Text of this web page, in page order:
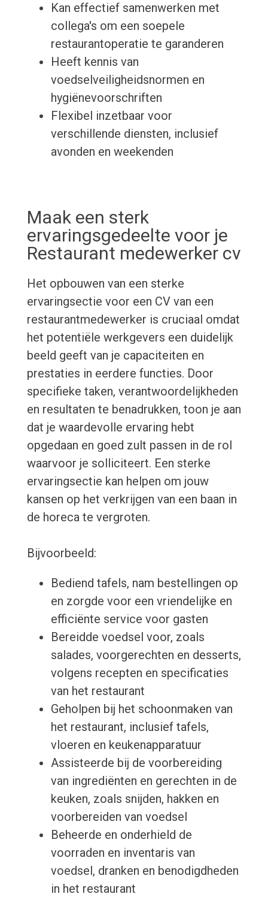
Kan effectief samenwerken met
collega's om een soepele
restaurantoperatie te garanderen
Heeft kennis van
voedselveiligheidsnormen en
hygiënevoorschriften
Flexibel inzetbaar voor
verschillende diensten, inclusief
avonden en weekenden
Maak een sterk
ervaringsgedeelte voor je
Restaurant medewerker cv
Het opbouwen van een sterke
ervaringsectie voor een CV van een
restaurantmedewerker is cruciaal omdat
het potentiële werkgevers een duidelijk
beeld geeft van je capaciteiten en
prestaties in eerdere functies. Door
specifieke taken, verantwoordelijkheden
en resultaten te benadrukken, toon je aan
dat je waardevolle ervaring hebt
opgedaan en goed zult passen in de rol
waarvoor je solliciteert. Een sterke
ervaringsectie kan helpen om jouw
kansen op het verkrijgen van een baan in
de horeca te vergroten.
Bijvoorbeeld:
Bediend tafels, nam bestellingen op
en zorgde voor een vriendelijke en
efficiënte service voor gasten
Bereidde voedsel voor, zoals
salades, voorgerechten en desserts,
volgens recepten en specificaties
van het restaurant
Geholpen bij het schoonmaken van
het restaurant, inclusief tafels,
vloeren en keukenapparatuur
Assisteerde bij de voorbereiding
van ingrediënten en gerechten in de
keuken, zoals snijden, hakken en
voorbereiden van voedsel
Beheerde en onderhield de
voorraden en inventaris van
voedsel, dranken en benodigdheden
in het restaurant